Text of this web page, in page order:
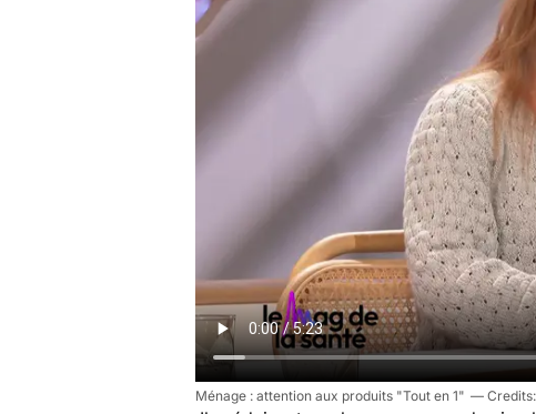
Ménage : attention aux produits "Tout en 1"